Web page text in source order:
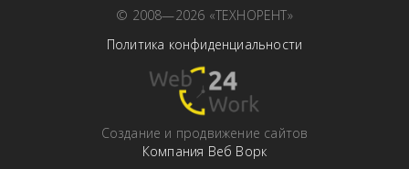
© 2008—2026 «ТЕХНОРЕНТ»
Политика конфиденциальности
Cоздание и продвижение сайтов
Компания Веб Ворк